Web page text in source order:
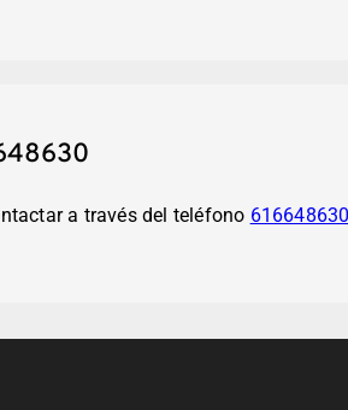
a través del teléfono 616648630